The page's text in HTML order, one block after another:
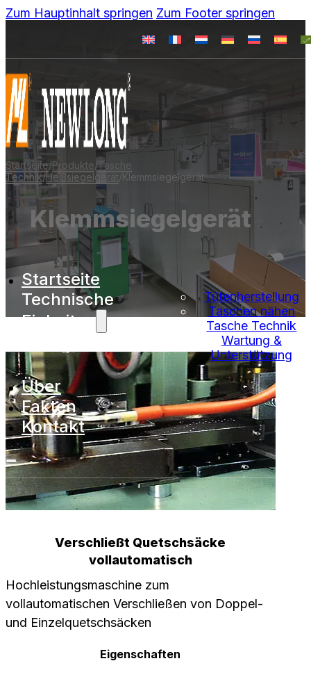
Zum Hauptinhalt springen Zum Footer springen
Startseite
Technische
Einheiten
Tütenherstellung
Taschen nähen
Tasche Technik
Wartung &
Unterstützung
Über
Fakten
Kontakt
Startseite/Produkte/Tasche
Technik/Heißsiegelgerät/Klemmsiegelgerät
Klemmsiegelgerät
Verschließt Quetschsäcke
vollautomatisch
Hochleistungsmaschine zum
vollautomatischen Verschließen von Doppel-
und Einzelquetschsäcken
Eigenschaften